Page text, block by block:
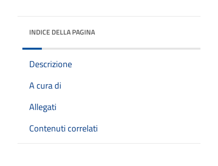
INDICE DELLA PAGINA
Descrizione
A cura di
Allegati
Contenuti correlati